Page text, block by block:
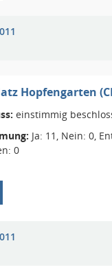
Hopfengarten
einstimmig
Ja: 11, Nein: 0,
0